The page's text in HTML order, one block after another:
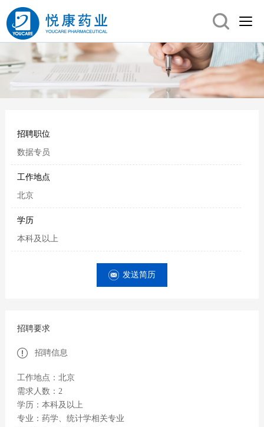
招聘职位
数据专员
工作地点
北京
学历
本科及以上
发送简历
招聘要求
招聘信息
工作地点：北京
需求人数：2
学历：本科及以上
专业：药学、统计学相关专业